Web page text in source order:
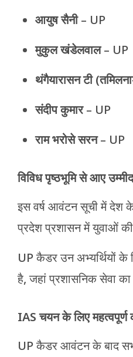
आयुष सैनी– UP
मुकुल खंडेलवाल– UP
थंगैयारासन टी
संदीप कुमार– UP
राम भरोसे सरन– UP
विविध पृष्ठभूमि से आए
इस वर्ष आवंटन सूची में देश के
प्रदेश प्रशासन में युवाओं की
UP कैडर उन अभ्यर्थियों के
है, जहां प्रशासनिक सेवा
IAS चयन के लिए
UP कैडर आवंटन के बाद